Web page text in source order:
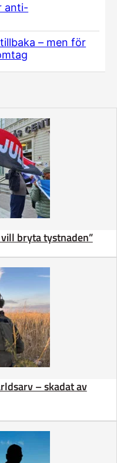
anti-
– men för
bryta tystnaden”
– skadat av